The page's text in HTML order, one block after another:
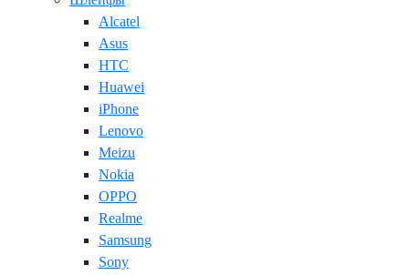
Alcatel
Asus
HTC
Huawei
iPhone
Lenovo
Meizu
Nokia
OPPO
Realme
Samsung
Sony